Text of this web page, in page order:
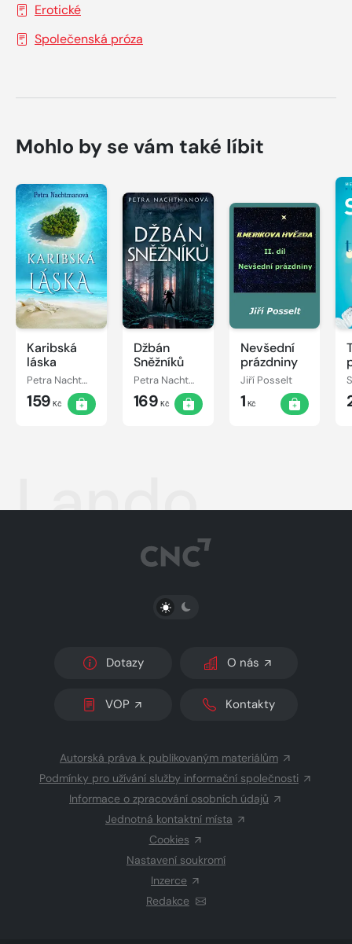
Erotické
Společenská próza
Mohlo by se vám také líbit
Karibská
láska
Petra Nachtmanová
159 Kč
Džbán
Sněžníků
Petra Nachtmanová
169 Kč
Nevšední
prázdniny
Jiří Posselt
1 Kč
Lando
PŘEPNOUT SVĚTLÝ/TMAVÝ REŽIM
Dotazy O nás
VOP Kontakty
Autorská práva k publikovaným materiálům
Podmínky pro užívání služby informační společnosti
Informace o zpracování osobních údajů
Jednotná kontaktní místa
Cookies
Nastavení soukromí
Inzerce
Redakce